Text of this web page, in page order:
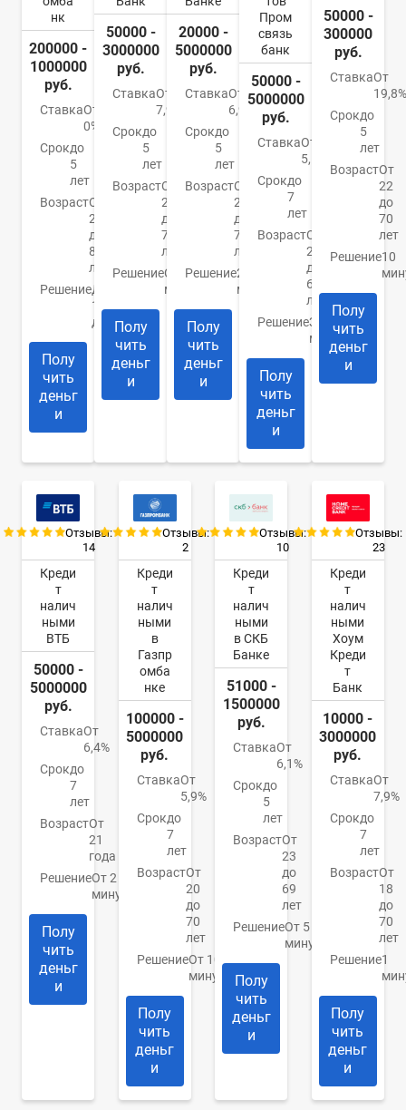
нк
200000 -
1000000
руб.
СтавкаОт
0%
Срокдо
5
лет
ВозрастОт
20
до
85
лет
РешениеДо
1
дня
Полу
чить
деньг
и
50000 -
3000000
руб.
СтавкаОт
7,9%
Срокдо
5
лет
ВозрастОт
21
до
70
лет
РешениеОт 15
минут
Полу
чить
деньг
и
20000 -
5000000
руб.
СтавкаОт
6,9%
Срокдо
5
лет
ВозрастОт
20
до
70
лет
Решение2
минуты
Полу
чить
деньг
и
Пром
связь
банк
50000 -
5000000
руб.
СтавкаОт
5,5%
Срокдо
7
лет
ВозрастОт
23
до
65
лет
РешениеЗа 5
минут
Полу
чить
деньг
и
50000 -
300000
руб.
СтавкаОт
19,8%
Срокдо
5
лет
ВозрастОт
22
до
70
лет
Решение10
Полу
чить
деньг
и
Отзывы:
14
Креди
т
налич
ными
ВТБ
50000 -
5000000
руб.
СтавкаОт
6,4%
Срокдо
7
лет
ВозрастОт
21
года
РешениеОт 2
минут
Полу
чить
деньг
и
Отзывы:
2
Креди
т
налич
ными
в
Газпр
омба
нке
100000 -
5000000
руб.
СтавкаОт
5,9%
Срокдо
7
лет
ВозрастОт
20
до
70
лет
РешениеОт 10
минут
Полу
чить
деньг
и
Отзывы:
10
Креди
т
налич
ными
в СКБ
Банке
51000 -
1500000
руб.
СтавкаОт
6,1%
Срокдо
5
лет
ВозрастОт
23
до
69
лет
РешениеОт 5
минут
Полу
чить
деньг
и
Отзывы:
23
Креди
т
налич
ными
Хоум
Креди
т
Банк
10000 -
3000000
руб.
СтавкаОт
7,9%
Срокдо
7
лет
ВозрастОт
18
до
70
лет
Решение1
Полу
чить
деньг
и